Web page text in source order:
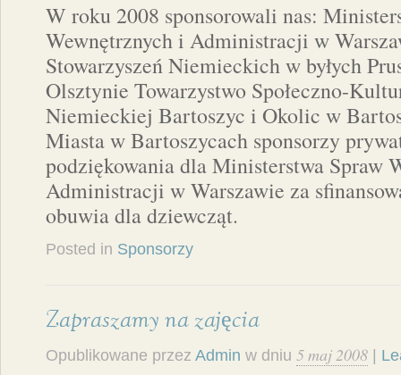
W roku 2008 sponsorowali nas:
Wewnętrznych i Administracji w
Stowarzyszeń Niemieckich w byłych
Olsztynie Towarzystwo Społeczno-
Niemieckiej Bartoszyc i Okolic w
Miasta w Bartoszycach sponsorzy
podziękowania dla Ministerstwa Spraw
Administracji w Warszawie za
obuwia dla dziewcząt.
Posted in Sponsorzy
Zapraszamy na zajęcia
Opublikowane przez Admin w dniu 5 maj 2008